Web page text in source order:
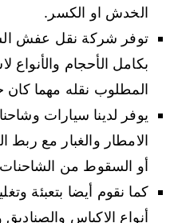
الخدش او الكسر.
توفر شركة نقل عفش
بكامل الأحجام
المطلوب نقله مهما
يوفر لدينا سيارات
الامطار والغبار مع ربط
أو السقوط من الشاحنات
كما نقوم أيضا بتعبئة
أنواع الاكياس